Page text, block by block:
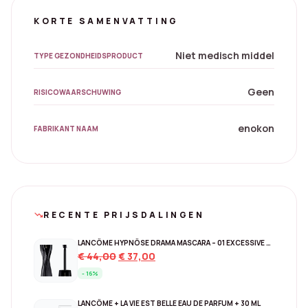
KORTE SAMENVATTING
TYPE GEZONDHEIDSPRODUCT Niet medisch middel
RISICOWAARSCHUWING Geen
FABRIKANT NAAM enokon
trending_downRECENTE PRIJSDALINGEN
LANCÔME HYPNÔSE DRAMA MASCARA – 01 EXCESSIVE BLACK
€44,00Original
€37,00
- 16%
LANCÔME + LA VIE EST BELLE EAU DE PARFUM + 30 ML